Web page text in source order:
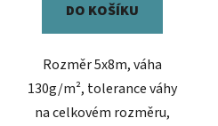
DO KOŠÍKU
Rozměr 5x8m, váha
130g/m², tolerance váhy
na celkovém rozměru,